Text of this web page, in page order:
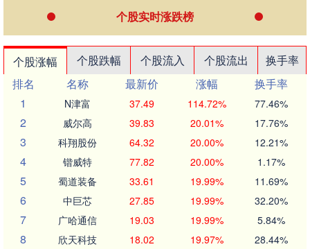
个股实时涨跌榜
个股涨幅 个股跌幅 个股流入 个股流出
换手率
排名
名称 最新价 涨幅
换手率
1
N津富 37.49 114.72% 77.46%
2 威尔高 39.83 20.01% 17.76%
3 科翔股份 64.32 20.00% 12.21%
4 锴威特 77.82 20.00% 1.17%
5 蜀道装备 33.61 19.99% 11.69%
6 中巨芯 27.85 19.99% 32.20%
7 广哈通信 19.03 19.99% 5.84%
8 欣天科技 18.02 19.97% 28.44%